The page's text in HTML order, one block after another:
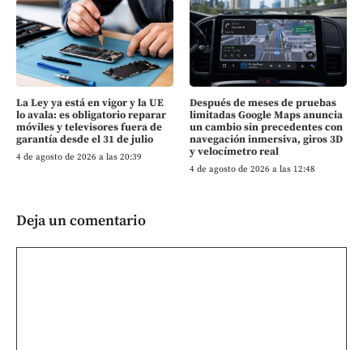
La Ley ya está en vigor y la UE
lo avala: es obligatorio reparar
móviles y televisores fuera de
garantía desde el 31 de julio
4 de agosto de 2026 a las 20:39
Después de meses de pruebas
limitadas Google Maps anuncia
un cambio sin precedentes con
navegación inmersiva, giros 3D
y velocímetro real
4 de agosto de 2026 a las 12:48
Deja un comentario